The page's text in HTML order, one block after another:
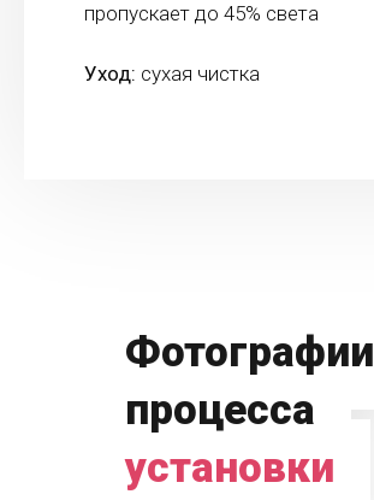
пропускает до 45% света
Уход: сухая чистка
Фотографии
процесса
установки